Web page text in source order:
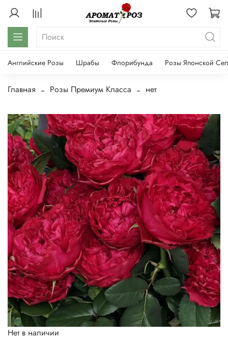
Английские Розы Шрабы Флорибунда Розы Японской
Главная Розы Премиум Класса нет
Нет в наличии